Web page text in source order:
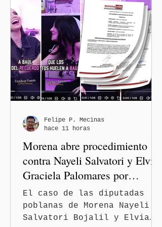
Armenta Mier supervisó la
rehabilitación de la
Avenida 105 Poniente, obra
que registra 44 por ciento
de avance y forma parte del
programa estatal para
recuperar vialidades
prioritarias, fortalecer la
condiciones de seguridad de
las familias poblanas, en e
Morena abre procedimiento
contra Nayeli Salvatori y Elvia
Graciela Palomares por
discriminación y burlas
El caso de las diputadas
poblanas de Morena Nayeli
Salvatori Bojalil y Elvia
Felipe P. Mecinas
hace 11 horas